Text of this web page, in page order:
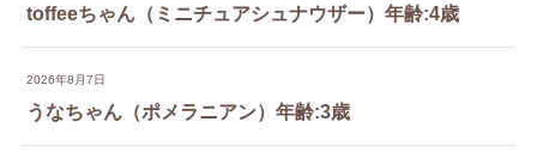
toffeeちゃん（ミニチュアシュナウザー）年齢:4歳
2026年8月7日
うなちゃん（ポメラニアン）年齢:3歳